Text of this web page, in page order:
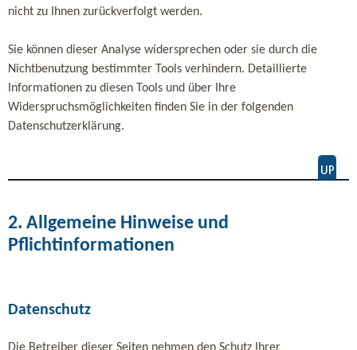
nicht zu Ihnen zurückverfolgt werden.
Sie können dieser Analyse widersprechen oder sie durch die
Nichtbenutzung bestimmter Tools verhindern. Detaillierte
Informationen zu diesen Tools und über Ihre
Widerspruchsmöglichkeiten finden Sie in der folgenden
Datenschutzerklärung.
2. Allgemeine Hinweise und
Pflichtinformationen
Datenschutz
Die Betreiber dieser Seiten nehmen den Schutz Ihrer